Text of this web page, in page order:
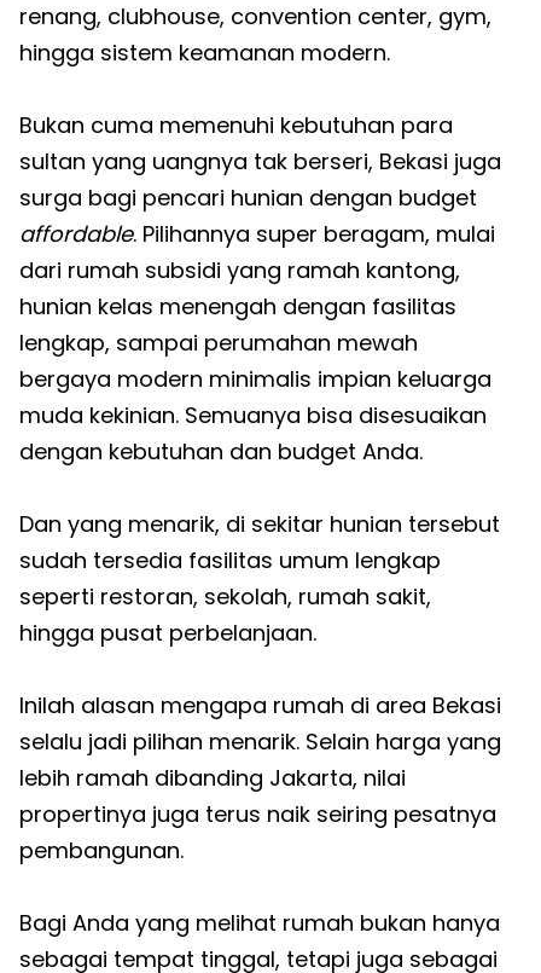
renang, clubhouse, convention center, gym,
hingga sistem keamanan modern.
Bukan cuma memenuhi kebutuhan para
sultan yang uangnya tak berseri, Bekasi juga
surga bagi pencari hunian dengan budget
affordable. Pilihannya super beragam, mulai
dari rumah subsidi yang ramah kantong,
hunian kelas menengah dengan fasilitas
lengkap, sampai perumahan mewah
bergaya modern minimalis impian keluarga
muda kekinian. Semuanya bisa disesuaikan
dengan kebutuhan dan budget Anda.
Dan yang menarik, di sekitar hunian tersebut
sudah tersedia fasilitas umum lengkap
seperti restoran, sekolah, rumah sakit,
hingga pusat perbelanjaan.
Inilah alasan mengapa rumah di area Bekasi
selalu jadi pilihan menarik. Selain harga yang
lebih ramah dibanding Jakarta, nilai
propertinya juga terus naik seiring pesatnya
pembangunan.
Bagi Anda yang melihat rumah bukan hanya
sebagai tempat tinggal, tetapi juga sebagai